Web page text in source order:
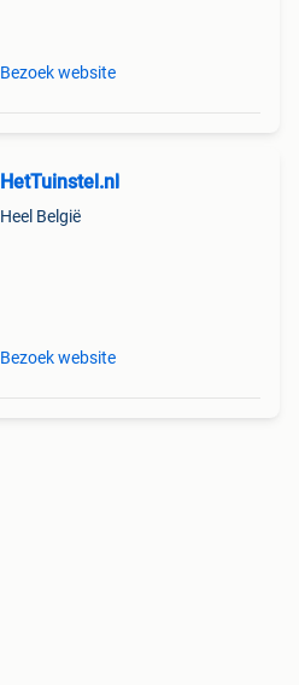
Bezoek website
HetTuinstel.nl
Heel België
Bezoek website